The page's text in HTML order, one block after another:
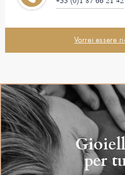
Vorrei essere
per